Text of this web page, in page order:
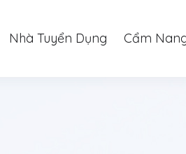
Nhà Tuyển Dụng Cẩm